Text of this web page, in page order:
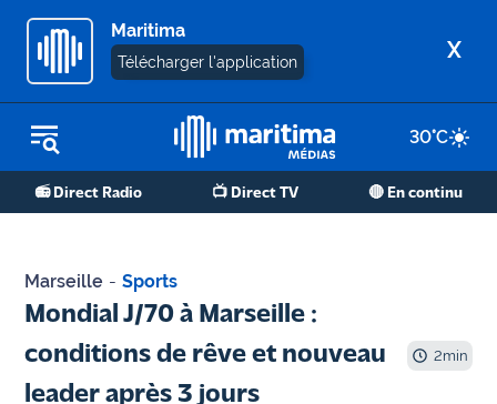
Maritima
Télécharger l'application X
30°C
📻 Direct Radio 📺 Direct TV 🔴 En continu
REPLAY RADIO
REPLAY TV
Martigues
de Berre
Marseille - Sports
Mondial J/70 à Marseille :
conditions de rêve et nouveau
leader après 3 jours
2min